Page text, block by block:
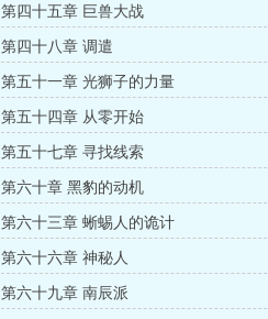
第四十五章 巨兽大战
第四十八章 调遣
第五十一章 光狮子的力量
第五十四章 从零开始
第五十七章 寻找线索
第六十章 黑豹的动机
第六十三章 蜥蜴人的诡计
第六十六章 神秘人
第六十九章 南辰派